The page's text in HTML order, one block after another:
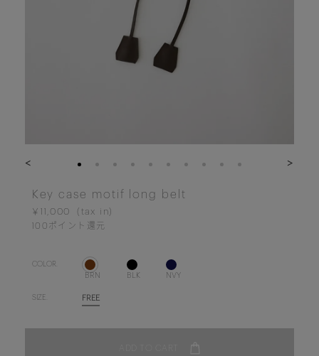
< >
Key case motif long belt
￥11,000
100 ポイント還元
COLOR.
BRN BLK NVY
SIZE. FREE